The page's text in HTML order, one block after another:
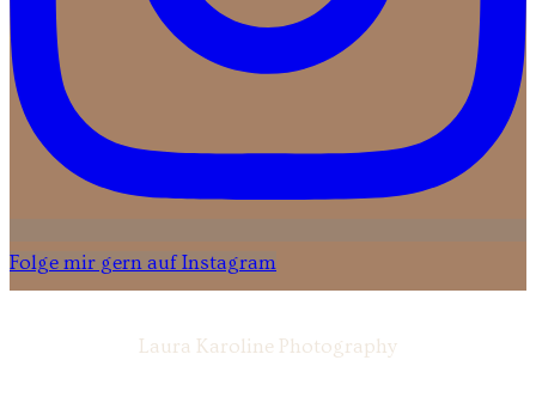
Folge mir gern auf Instagram
Laura Karoline Photography